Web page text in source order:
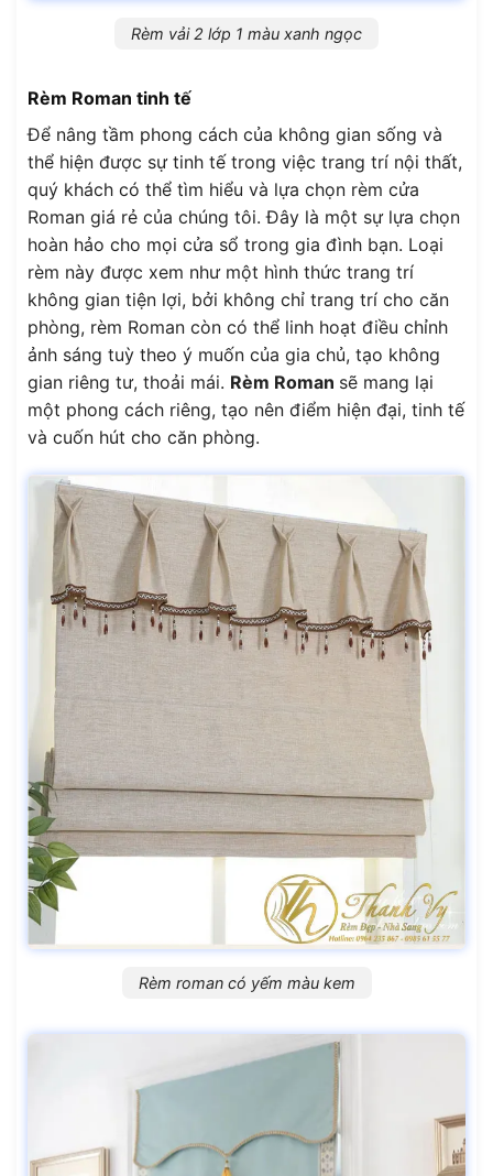
Rèm vải 2 lớp 1 màu xanh ngọc
Rèm Roman tinh tế
Để nâng tầm phong cách của không gian sống và
thể hiện được sự tinh tế trong việc trang trí nội thất,
quý khách có thể tìm hiểu và lựa chọn rèm cửa
Roman giá rẻ của chúng tôi. Đây là một sự lựa chọn
hoàn hảo cho mọi cửa sổ trong gia đình bạn. Loại
rèm này được xem như một hình thức trang trí
không gian tiện lợi, bởi không chỉ trang trí cho căn
phòng, rèm Roman còn có thể linh hoạt điều chỉnh
ảnh sáng tuỳ theo ý muốn của gia chủ, tạo không
gian riêng tư, thoải mái. Rèm Roman sẽ mang lại
một phong cách riêng, tạo nên điểm hiện đại, tinh tế
và cuốn hút cho căn phòng.
Rèm roman có yếm màu kem